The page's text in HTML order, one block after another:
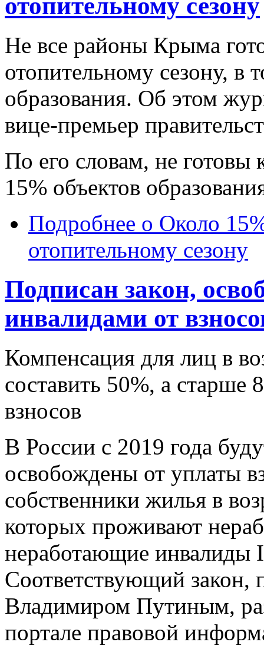
отопительному сезону
Не все районы Крыма
отопительному сезону, в
образования. Об этом
вице-премьер
По его словам, не готовы
15% объектов
Подробнее о Около
отопительному сезону
Подписан закон,
инвалидами от
Компенсация для лиц в
составить 50%, а
взносов
В России с 2019 года
освобождены от уплаты
собственники жилья в
которых проживают
неработающие инвалиды
Соответствующий
Владимиром Путиным,
портале правовой